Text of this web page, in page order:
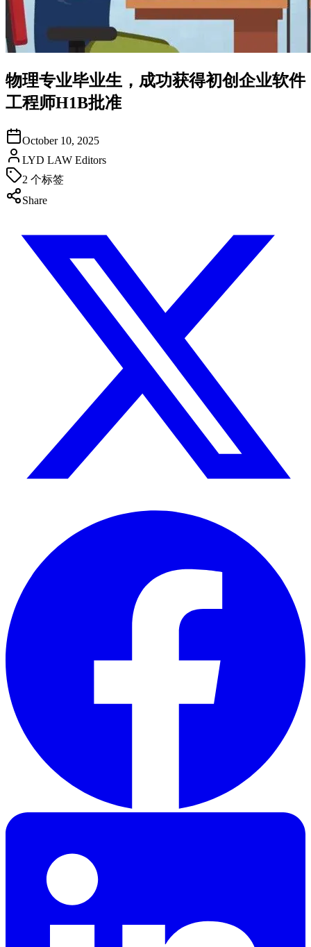
物理专业毕业生，成功获得初创企业软件
工程师H1B批准
October 10, 2025
LYD LAW Editors
2 个标签
Share